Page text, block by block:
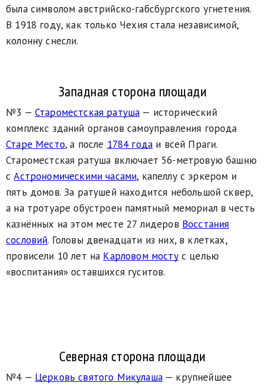
была символом австрийско-габсбургского угнетения.
В 1918 году, как только Чехия стала независимой,
колонну снесли.
Западная сторона площади
№3 — Староместская ратуша — исторический
комплекс зданий органов самоуправления города
Старе Место, а после 1784 года и всей Праги.
Староместская ратуша включает 56-метровую башню
сАстрономическими часами, капеллу с эркером и
пять домов. За ратушей находится небольшой сквер,
а на тротуаре обустроен памятный мемориал в честь
казнённых на этом месте 27 лидеров Восстания
сословий. Головы двенадцати из них, в клетках,
провисели 10 лет на Карловом мостус целью
«воспитания» оставшихся гуситов.
Северная сторона площади
№4 — Церковь святого Микулаша— крупнейшее